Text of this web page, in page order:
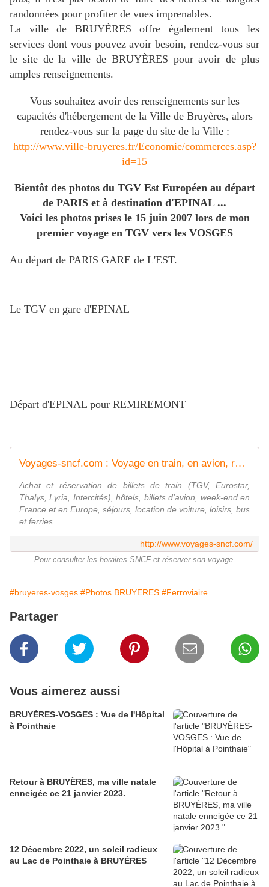
randonnées pour profiter de vues imprenables.
La ville de BRUYÈRES offre également tous les
services dont vous pouvez avoir besoin, rendez-vous sur
le site de la ville de BRUYÈRES pour avoir de plus
amples renseignements.
Vous souhaitez avoir des renseignements sur les
capacités d'hébergement de la Ville de Bruyères, alors
rendez-vous sur la page du site de la Ville :
http://www.ville-bruyeres.fr/Economie/commerces.asp?
id=15
Bientôt des photos du TGV Est Européen au départ
de PARIS et à destination d'EPINAL ...
Voici les photos prises le 15 juin 2007 lors de mon
premier voyage en TGV vers les VOSGES
Au départ de PARIS GARE de L'EST.
Le TGV en gare d'EPINAL
Départ d'EPINAL pour REMIREMONT
Voyages-sncf.com : Voyage en train, en avion, réservation d'hôtels et séjours
Achat et réservation de billets de train (TGV, Eurostar,
Thalys, Lyria, Intercités), hôtels, billets d'avion, week-end en
France et en Europe, séjours, location de voiture, loisirs, bus
et ferries
http://www.voyages-sncf.com/
Pour consulter les horaires SNCF et réserver son voyage.
#bruyeres-vosges #Photos BRUYERES #Ferroviaire
Partager
Vous aimerez aussi
BRUYÈRES-VOSGES : Vue de l'Hôpital
à Pointhaie
Retour à BRUYÈRES, ma ville natale
enneigée ce 21 janvier 2023.
12 Décembre 2022, un soleil radieux
au Lac de Pointhaie à BRUYÈRES